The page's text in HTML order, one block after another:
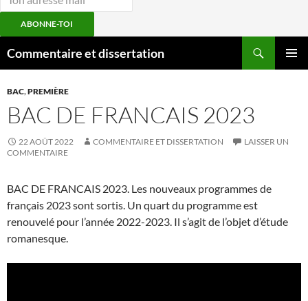
ABONNE-TOI
auCommentaire et dissertation
BAC,PREMIÈRE
BAC DE FRANCAIS 2023
22 AOÛT 2022 COMMENTAIRE ET DISSERTATION
LAISSER UN
COMMENTAIRE
BAC DE FRANCAIS 2023. Les nouveaux programmes de
français 2023 sont sortis. Un quart du programme est
renouvelé pour l’année 2022-2023. Il s’agit de l’objet d’étude
romanesque.